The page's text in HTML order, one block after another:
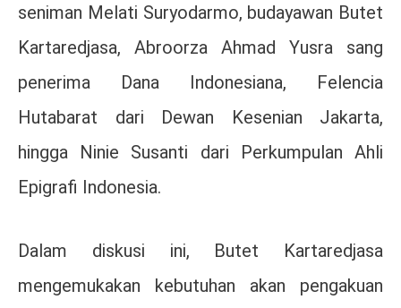
seniman Melati Suryodarmo, budayawan Butet
Kartaredjasa, Abroorza Ahmad Yusra sang
penerima Dana Indonesiana, Felencia
Hutabarat dari Dewan Kesenian Jakarta,
hingga Ninie Susanti dari Perkumpulan Ahli
Epigrafi Indonesia.
Dalam diskusi ini, Butet Kartaredjasa
mengemukakan kebutuhan akan pengakuan